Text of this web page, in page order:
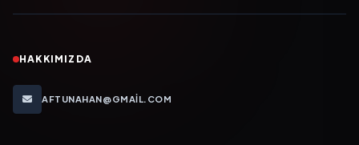
HAKKIMIZDA
AFTUNAHAN@GMAIL.COM